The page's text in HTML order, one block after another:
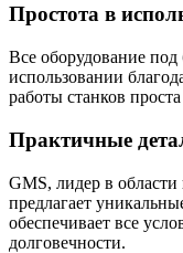
Простота в
Все оборудование под
использовании
работы станков
Практичные
GMS, лидер в
предлагает
обеспечивает все
долговечности.